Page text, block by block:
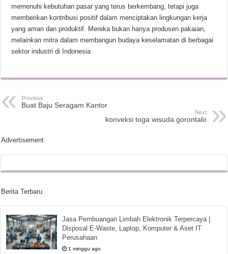
memenuhi kebutuhan pasar yang terus berkembang, tetapi juga
memberikan kontribusi positif dalam menciptakan lingkungan kerja
yang aman dan produktif. Mereka bukan hanya produsen pakaian,
melainkan mitra dalam membangun budaya keselamatan di berbagai
sektor industri di Indonesia
Previous
Buat Baju Seragam Kantor
Next
konveksi toga wisuda gorontalo
Advertisement
Berita Terbaru
Jasa Pembuangan Limbah Elektronik Terpercaya |
Disposal E-Waste, Laptop, Komputer & Aset IT
Perusahaan
1 minggu ago